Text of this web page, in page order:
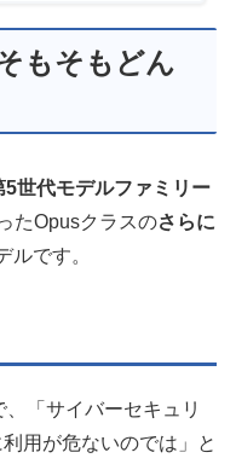
もそもどん
5世代モデルファミリー
たOpusクラスのさらに
ルです。
「サイバーセキュリ
用が危ないのでは」と